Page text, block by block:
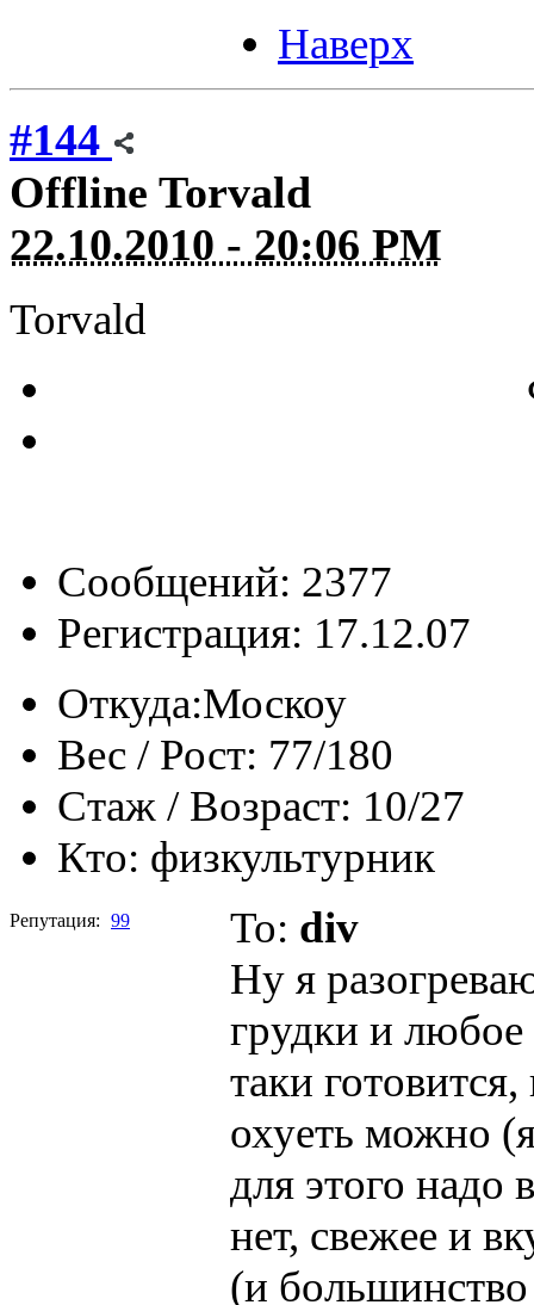
Наверх
#144
Offline Torvald
22.10.2010 - 20:06 PM
Torvald
Сообщений: 2377
Регистрация: 17.12.07
Откуда:Москоу
Вес / Рост: 77/180
Стаж / Возраст: 10/27
Кто: физкультурник
Репутация: 99 To: div
Ну я
грудки и любое
таки
охуеть можно
для этого надо
нет, свежее и
(и